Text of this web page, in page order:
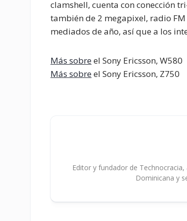
clamshell, cuenta con conección
también de 2 megapixel, radio
mediados de año, así que a los
Más sobreel Sony Ericsson, W580
Más sobreel Sony Ericsson, Z750
Editor y fundador de
Dominicana y